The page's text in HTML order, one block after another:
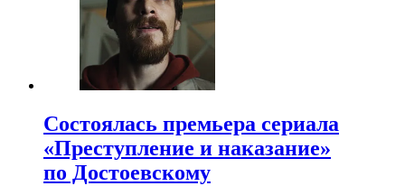
Состоялась премьера сериала
«Преступление и наказание»
по Достоевскому